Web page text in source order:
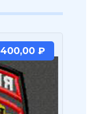
400,00 ₽